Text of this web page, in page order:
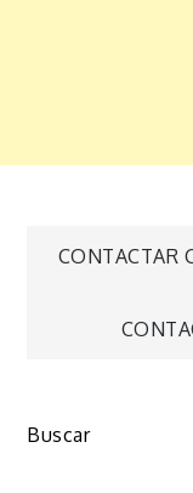
CONTACTAR
Buscar